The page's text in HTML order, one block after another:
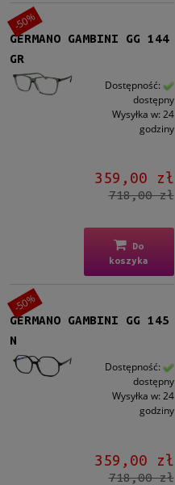
GERMANO GAMBINI GG 144
GR
Dostępność:
dostępny
Wysyłka w: 24
godziny
359,00 zł
718,00 zł
Do
koszyka
-50%
GERMANO GAMBINI GG 145
N
Dostępność:
dostępny
Wysyłka w: 24
godziny
359,00 zł
718,00 zł
-50%